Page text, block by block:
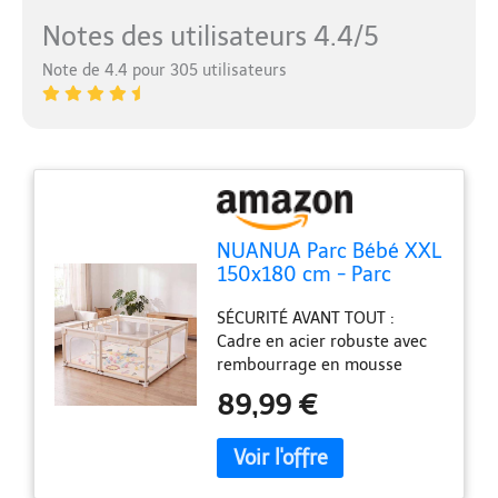
Notes des utilisateurs 4.4/5
Note de 4.4 pour 305 utilisateurs
NUANUA Parc Bébé XXL
150x180 cm - Parc
Jeu - Beige
SÉCURITÉ AVANT TOUT :
Cadre en acier robuste avec
rembourrage en mousse
flexible sans métal et
panneaux en filet respirant
pour garder un œil sur bébé.
Les ventouses assurent une
89,99 €